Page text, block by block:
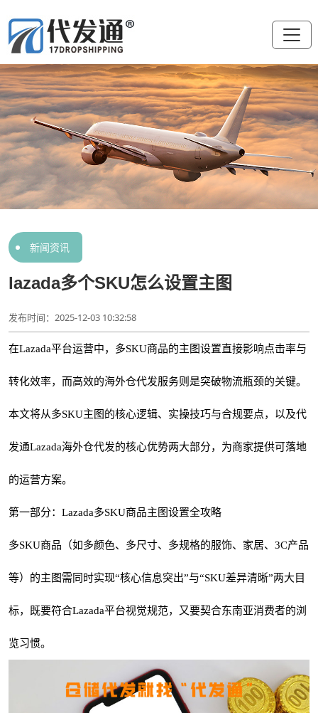
新闻资讯
lazada多个SKU怎么设置主图
发布时间：2025-12-03 10:32:58
在Lazada平台运营中，多SKU商品的主图设置直接影响点击率与
转化效率，而高效的海外仓代发服务则是突破物流瓶颈的关键。
本文将从多SKU主图的核心逻辑、实操技巧与合规要点，以及代
发通Lazada海外仓代发的核心优势两大部分，为商家提供可落地
的运营方案。
第一部分：Lazada多SKU商品主图设置全攻略
多SKU商品（如多颜色、多尺寸、多规格的服饰、家居、3C产品
等）的主图需同时实现“核心信息突出”与“SKU差异清晰”两大目
标，既要符合Lazada平台视觉规范，又要契合东南亚消费者的浏
览习惯。